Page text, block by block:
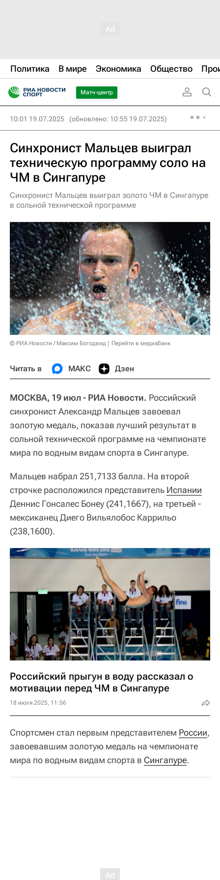
Политика В мире Экономика Общество
Матч-центр
10:01 19.07.2025 (обновлено: 10:55 19.07.2025)
Синхронист Мальцев выиграл
техническую программу соло на
ЧМ в Сингапуре
Синхронист Мальцев выиграл золото ЧМ в Сингапуре
в сольной технической программе
© РИА Новости / Максим Богодвид Перейти в медиабанк
Читать в МАКС Дзен
МОСКВА, 19 июл - РИА Новости. Российский
синхронист Александр Мальцев завоевал
золотую медаль, показав лучший результат в
сольной технической программе на чемпионате
мира по водным видам спорта в Сингапуре.
Мальцев набрал 251,7133 балла. На второй
строчке расположился представитель Испании
Деннис Гонсалес Бонеу (241,1667), на третьей -
мексиканец Диего Вильялобос Каррильо
(238,1600).
Российский прыгун в воду рассказал о
мотивации перед ЧМ в Сингапуре
18 июля 2025, 11:56
Спортсмен стал первым представителем России,
завоевавшим золотую медаль на чемпионате
мира по водным видам спорта в Сингапуре.